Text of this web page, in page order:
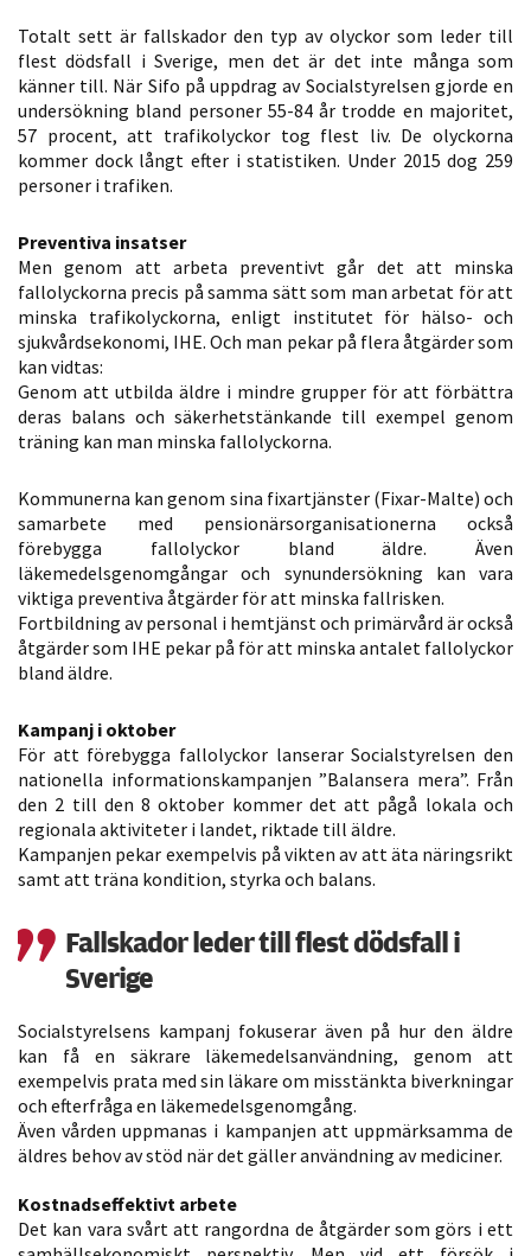
Totalt sett är fallskador den typ av olyckor som leder till
flest dödsfall i Sverige, men det är det inte många som
känner till. När Sifo på uppdrag av Socialstyrelsen gjorde en
undersökning bland personer 55-84 år trodde en majoritet,
57 procent, att trafikolyckor tog flest liv. De olyckorna
kommer dock långt efter i statistiken. Under 2015 dog 259
personer i trafiken.
Preventiva insatser
Men genom att arbeta preventivt går det att minska
fallolyckorna precis på samma sätt som man arbetat för att
minska trafikolyckorna, enligt institutet för hälso- och
sjukvårdsekonomi, IHE. Och man pekar på flera åtgärder som
kan vidtas:
Genom att utbilda äldre i mindre grupper för att förbättra
deras balans och säkerhetstänkande till exempel genom
träning kan man minska fallolyckorna.
Kommunerna kan genom sina fixartjänster (Fixar-Malte) och
samarbete med pensionärsorganisationerna också
förebygga fallolyckor bland äldre. Även
läkemedelsgenomgångar och synundersökning kan vara
viktiga preventiva åtgärder för att minska fallrisken.
Fortbildning av personal i hemtjänst och primärvård är också
åtgärder som IHE pekar på för att minska antalet fallolyckor
bland äldre.
Kampanj i oktober
För att förebygga fallolyckor lanserar Socialstyrelsen den
nationella informationskampanjen ”Balansera mera”. Från
den 2 till den 8 oktober kommer det att pågå lokala och
regionala aktiviteter i landet, riktade till äldre.
Kampanjen pekar exempelvis på vikten av att äta näringsrikt
samt att träna kondition, styrka och balans.
Fallskador leder till flest dödsfall i
Sverige
Socialstyrelsens kampanj fokuserar även på hur den äldre
kan få en säkrare läkemedelsanvändning, genom att
exempelvis prata med sin läkare om misstänkta biverkningar
och efterfråga en läkemedelsgenomgång.
Även vården uppmanas i kampanjen att uppmärksamma de
äldres behov av stöd när det gäller användning av mediciner.
Kostnadseffektivt arbete
Det kan vara svårt att rangordna de åtgärder som görs i ett
taget ska
fungera.
Statistik
För att vi ska
hemsidans
funktionalitet
och
uppbyggnad,
hur hemsidan
används.
Upplevelse
För att vår
hemsida ska
prestera så
bra som
möjligt under
de här
kakorna
kommer viss
funktionalitet
att försvinna
från
Genom att dela
med dig av dina
intressen och ditt
beteende när du
surfar ökar du
chansen att få se
anpassat innehåll